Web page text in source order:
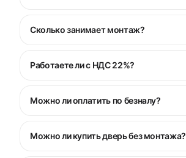
Сколько занимает монтаж?
Работаете ли с НДС 22%?
Можно ли оплатить по безналу?
Можно ли купить дверь без монтажа?